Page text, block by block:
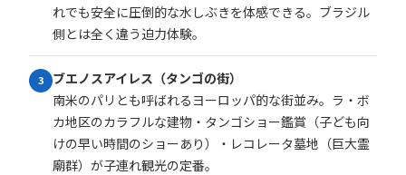
れでも安全に圧倒的な水しぶきを体感できる。ブラジル
側とは全く違う迫力体験。
3
ブエノスアイレス（タンゴの街）
南米のパリとも呼ばれるヨーロッパ的な街並み。ラ・ボ
カ地区のカラフルな建物・タンゴショー鑑賞（子ども向
けの早い時間のショーあり）・レコレータ墓地（巨大霊
廟群）が子連れ観光の定番。